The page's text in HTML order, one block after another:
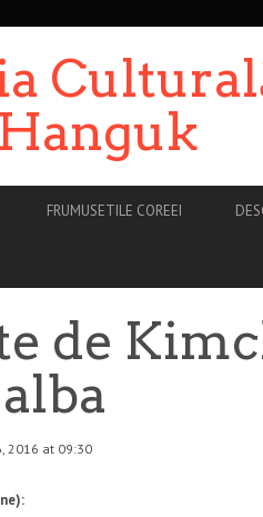
FRUMUSETILE COREEI
de
2016 at 09:30